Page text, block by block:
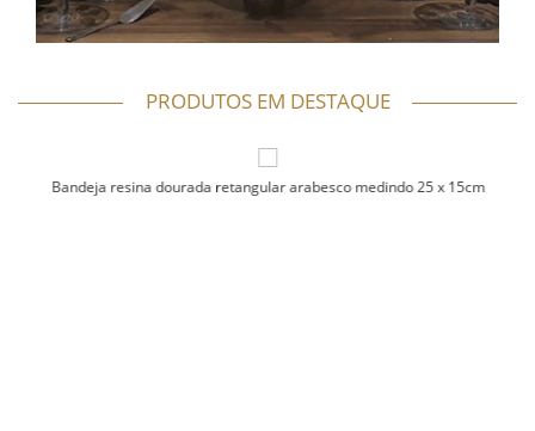
PRODUTOS EM DESTAQUE
Bandeja resina dourada retangular arabesco medindo 25 x 15cm